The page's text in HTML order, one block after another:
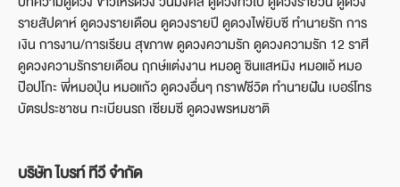
รายสัปดาห์ ดูดวงรายเดือน ดูดวงรายปี ดูดวงไพ่ยิบซี ทำนายรัก การ
เงิน การงาน/การเรียน สุขภาพ ดูดวงความรัก ดูดวงความรัก 12 ราศี
ดูดวงความรักรายเดือน ฤกษ์แต่งงาน หมอดู ซินแสหมิง หมอแอ้ หมอ
ป๊อปโกะ พี่หมอปุ่น หมอแก้ว ดูดวงอื่นๆ กราฟชีวิต ทำนายฝัน เบอร์โทร
บัตรประชาชน ทะเบียนรถ เซียมซี ดูดวงพรหมชาติ
บริษัท ไบรท์ ทีวี จำกัด